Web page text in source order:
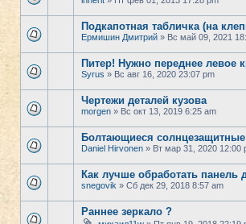
Подкапотная табличка (на
Ермишин Дмитрий » Вс май 09, 2021
Питер! Нужно переднее левое
Syrus » Вс авг 16, 2020 23:07 pm
Чертежи деталей кузова
morgen » Вс окт 13, 2019 6:25 am
Болтающиеся
Daniel Hirvonen » Вт мар 31, 2020 12:00
Как лучше обработать панель
snegovik » Сб дек 29, 2018 8:57 am
Раннее зеркало ?